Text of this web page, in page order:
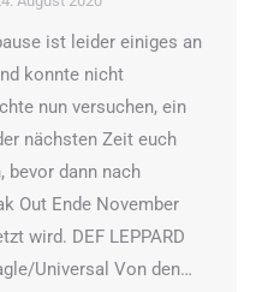
ist leider einiges an
konnte nicht
nun versuchen, ein
nächsten Zeit euch
bevor dann nach
Out Ende November
wird. DEF LEPPARD
Universal Von den…